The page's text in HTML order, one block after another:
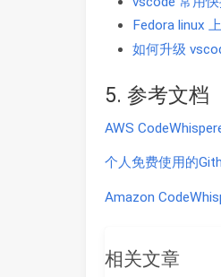
Fedora linux
如何升级
5. 参考文档
AWS
个人免费使用的
Amazon
相关文章